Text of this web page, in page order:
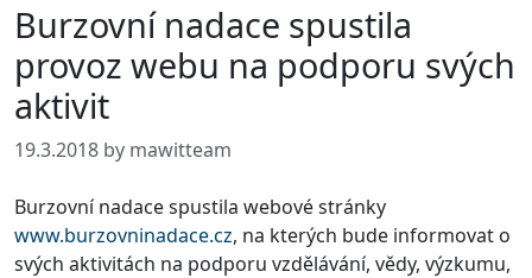
Burzovní nadace spustila
provoz webu na podporu svých
aktivit
19.3.2018 by mawitteam
Burzovní nadace spustila webové stránky
www.burzovninadace.cz, na kterých bude informovat o
svých aktivitách na podporu vzdělávání, vědy, výzkumu,